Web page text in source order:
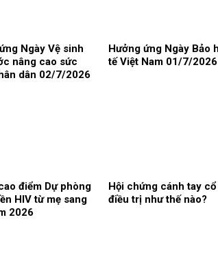
Ngày Vệ sinh
nâng cao sức
dân 02/7/2026
Hưởng ứng Ngày Bảo
tế Việt Nam 01/7/2026
điểm Dự phòng
HIV từ mẹ sang
2026
Hội chứng cánh tay
điều trị như thế nào?